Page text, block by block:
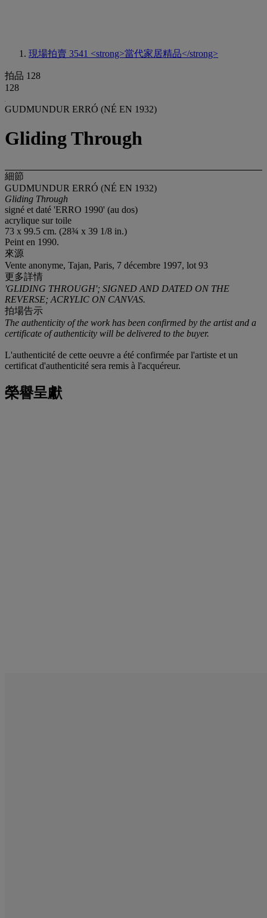
現場拍賣 3541 <strong>當代家居精品</strong>
拍品 128
128
GUDMUNDUR ERRÓ (NÉ EN 1932)
Gliding Through
細節
GUDMUNDUR ERRÓ (NÉ EN 1932)
Gliding Through
signé et daté 'ERRO 1990' (au dos)
acrylique sur toile
73 x 99.5 cm. (28¾ x 39 1/8 in.)
Peint en 1990.
來源
Vente anonyme, Tajan, Paris, 7 décembre 1997, lot 93
更多詳情
'GLIDING THROUGH'; SIGNED AND DATED ON THE
REVERSE; ACRYLIC ON CANVAS.
拍場告示
The authenticity of the work has been confirmed by the artist and a
certificate of authenticity will be delivered to the buyer.
L'authenticité de cette oeuvre a été confirmée par l'artiste et un
certificat d'authenticité sera remis à l'acquéreur.
榮譽呈獻